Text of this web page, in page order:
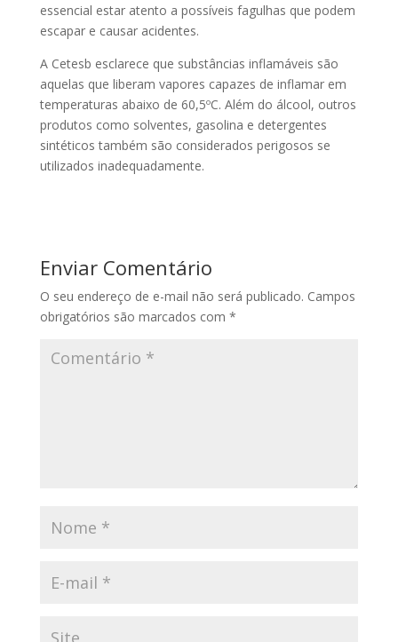
essencial estar atento a possíveis fagulhas que podem
escapar e causar acidentes.
A Cetesb esclarece que substâncias inflamáveis são
aquelas que liberam vapores capazes de inflamar em
temperaturas abaixo de 60,5ºC. Além do álcool, outros
produtos como solventes, gasolina e detergentes
sintéticos também são considerados perigosos se
utilizados inadequadamente.
Enviar Comentário
O seu endereço de e-mail não será publicado. Campos
obrigatórios são marcados com *